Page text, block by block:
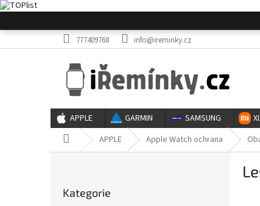
na
777409768 info@ireminky.cz
APPLE GARMIN SAMSUNG
Domů APPLE Apple Watch ochrana
kategorie
Kategorie